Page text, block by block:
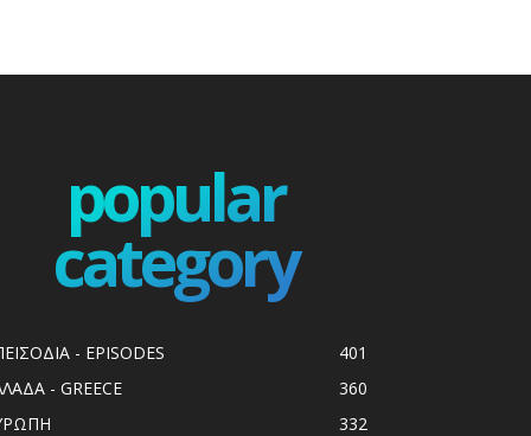
popular
category
- EPISODES
401
- GREECE
360
332